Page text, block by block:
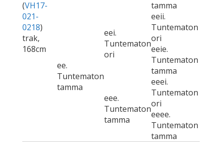
(VH17-
021-
0218)
trak,
168cm
tamma
ee.
Tuntematon
tamma
eei.
Tuntematon
ori
eeii.
Tuntematon
ori
eeie.
Tuntematon
tamma
eee.
Tuntematon
tamma
eeei.
Tuntematon
ori
eeee.
Tuntematon
tamma